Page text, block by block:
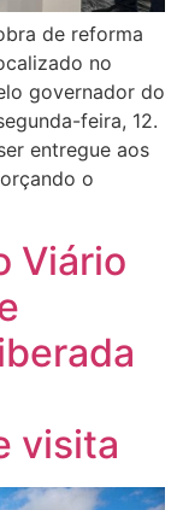
de reforma
no
governador do
feira, 12.
entregue aos
o
Viário
visita